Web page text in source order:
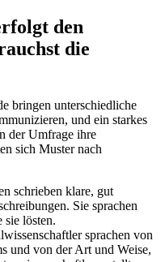
den
die
bringen unterschiedliche
und ein starkes
der Umfrage ihre
sich Muster nach
schrieben klare, gut
Sie sprachen
sie lösten.
sprachen von
und von der Art und Weise,